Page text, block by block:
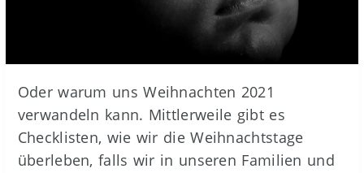
Oder warum uns Weihnachten 2021
verwandeln kann. Mittlerweile gibt es
Checklisten, wie wir die Weihnachtstage
überleben, falls wir in unseren Familien und